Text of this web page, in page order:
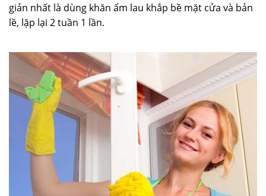
giản nhất là dùng khăn ẩm lau khắp bề mặt cửa và bản
lề, lặp lại 2 tuần 1 lần.